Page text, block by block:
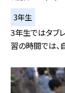
3年生
3年生ではタブ
習の時間では、